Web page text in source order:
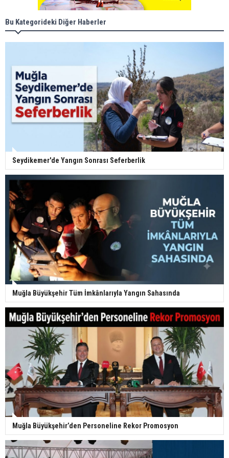
Bu Kategorideki Diğer Haberler
Seydikemer'de Yangın Sonrası Seferberlik
Muğla Büyükşehir Tüm İmkânlarıyla Yangın Sahasında
Muğla Büyükşehir’den Personeline Rekor Promosyon